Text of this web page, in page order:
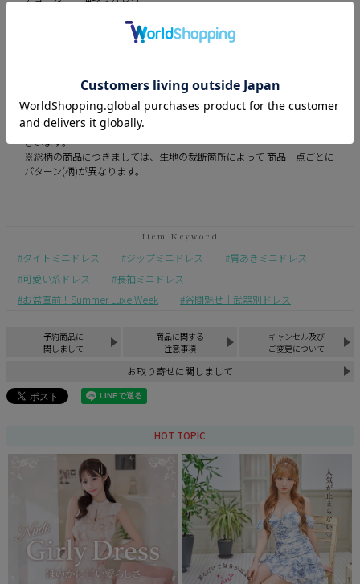
※平置き計測になります。
※商品によって計測に誤差が生じる場合がございます。
※モニターの設定状況によって、実際の商品と若干色が異なる場合がご
ざいます。
※総柄の商品につきましては、生地の裁断箇所によって 商品一点ごとに
パターン(柄)が異なります。
タイトミニドレス ジップミニドレス
肩あきミニドレス
可愛い系ドレス
長袖ミニドレス
お盆直前！Summer Luxe Week
谷間魅せ｜武器別ドレス
予約商品に
関しまして
商品に関する
注意事項
キャンセル及び
ご変更について
お取り寄せに関しまして
HOT TOPIC